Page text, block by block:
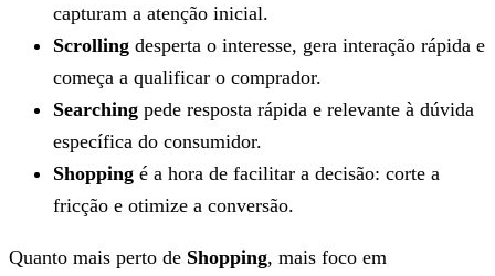
capturam a atenção inicial.
Scrolling desperta o interesse, gera interação rápida e
começa a qualificar o comprador.
Searching pede resposta rápida e relevante à dúvida
específica do consumidor.
Shopping é a hora de facilitar a decisão: corte a
fricção e otimize a conversão.
Quanto mais perto de Shopping, mais foco em